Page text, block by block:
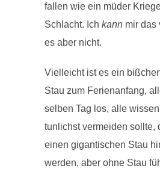
fallen wie ein müder
Schlacht. Ich kann mir das
es aber nicht.
Vielleicht ist es ein
Stau zum Ferienanfang,
selben Tag los, alle
tunlichst vermeiden sollte,
einen gigantischen Stau
werden, aber ohne Stau